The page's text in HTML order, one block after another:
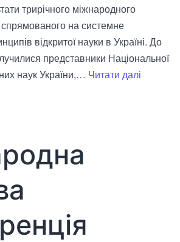
трирічного міжнародного
на системне
відкритої науки в Україні. До
представники Національної
наук України,… Читати далі